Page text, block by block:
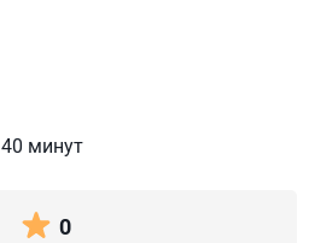
40 минут
0